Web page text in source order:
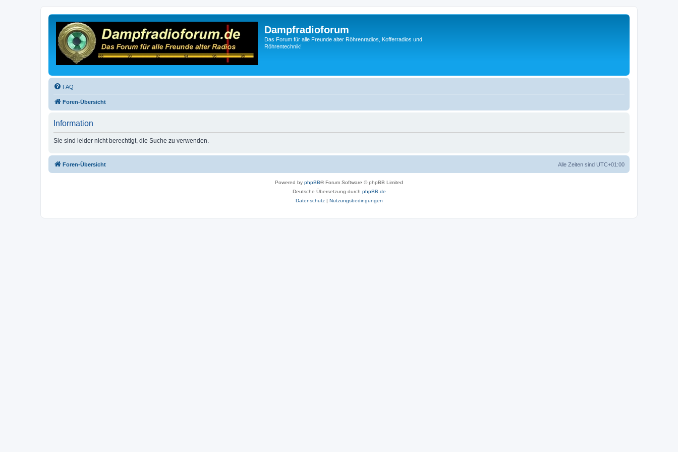
Dampfradioforum
Das Forum für alle Freunde alter Röhrenradios, Kofferradios und
Röhrentechnik!
FAQ
Foren-Übersicht
Information
Sie sind leider nicht berechtigt, die Suche zu verwenden.
Foren-Übersicht Alle Zeiten sind UTC+01:00
Powered by phpBB® Forum Software © phpBB Limited
Deutsche Übersetzung durch phpBB.de
Datenschutz| Nutzungsbedingungen